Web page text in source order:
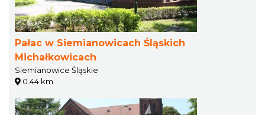
Pałac w Siemianowicach Śląskich
Michałkowicach
Siemianowice Śląskie
0.44 km